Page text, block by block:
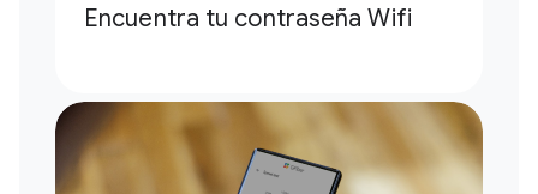
Encuentra tu contraseña Wifi